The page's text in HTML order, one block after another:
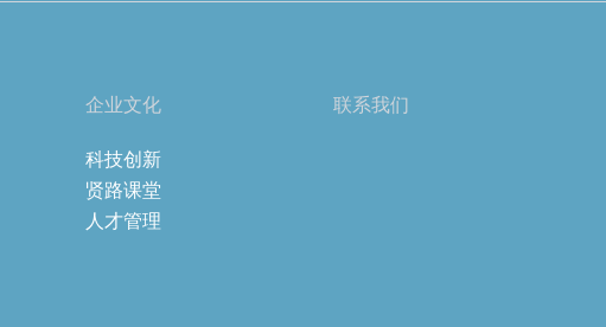
企业文化
科技创新
贤路课堂
人才管理
联系我们